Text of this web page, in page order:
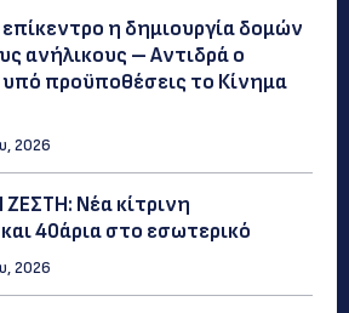
επίκεντρο η δημιουργία δομών
ανήλικους – Αντιδρά ο
υπό προϋποθέσεις το Κίνημα
2026
Νέα κίτρινη
40άρια στο εσωτερικό
2026